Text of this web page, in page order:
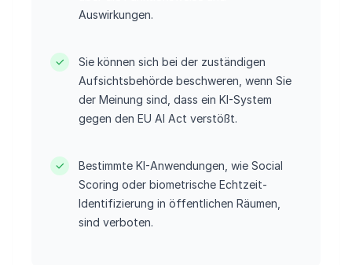
Auswirkungen.
Sie können sich bei der zuständigen
Aufsichtsbehörde beschweren, wenn Sie
der Meinung sind, dass ein KI-System
gegen den EU AI Act verstößt.
Bestimmte KI-Anwendungen, wie Social
Scoring oder biometrische Echtzeit-
Identifizierung in öffentlichen Räumen,
sind verboten.